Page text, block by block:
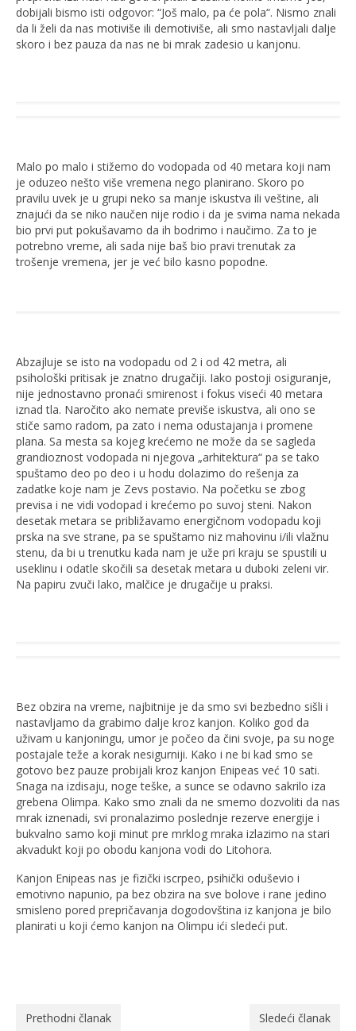
dobijali bismo isti odgovor: “Još malo, pa će pola“. Nismo znali
da li želi da nas motiviše ili demotiviše, ali smo nastavljali dalje
skoro i bez pauza da nas ne bi mrak zadesio u kanjonu.
Malo po malo i stižemo do vodopada od 40 metara koji nam
je oduzeo nešto više vremena nego planirano. Skoro po
pravilu uvek je u grupi neko sa manje iskustva ili veštine, ali
znajući da se niko naučen nije rodio i da je svima nama nekada
bio prvi put pokušavamo da ih bodrimo i naučimo. Za to je
potrebno vreme, ali sada nije baš bio pravi trenutak za
trošenje vremena, jer je već bilo kasno popodne.
Abzajluje se isto na vodopadu od 2 i od 42 metra, ali
psihološki pritisak je znatno drugačiji. Iako postoji osiguranje,
nije jednostavno pronaći smirenost i fokus viseći 40 metara
iznad tla. Naročito ako nemate previše iskustva, ali ono se
stiče samo radom, pa zato i nema odustajanja i promene
plana. Sa mesta sa kojeg krećemo ne može da se sagleda
grandioznost vodopada ni njegova „arhitektura“ pa se tako
spuštamo deo po deo i u hodu dolazimo do rešenja za
zadatke koje nam je Zevs postavio. Na početku se zbog
previsa i ne vidi vodopad i krećemo po suvoj steni. Nakon
desetak metara se približavamo energičnom vodopadu koji
prska na sve strane, pa se spuštamo niz mahovinu i/ili vlažnu
stenu, da bi u trenutku kada nam je uže pri kraju se spustili u
useklinu i odatle skočili sa desetak metara u duboki zeleni vir.
Na papiru zvuči lako, malčice je drugačije u praksi.
Bez obzira na vreme, najbitnije je da smo svi bezbedno sišli i
nastavljamo da grabimo dalje kroz kanjon. Koliko god da
uživam u kanjoningu, umor je počeo da čini svoje, pa su noge
postajale teže a korak nesigurniji. Kako i ne bi kad smo se
gotovo bez pauze probijali kroz kanjon Enipeas već 10 sati.
Snaga na izdisaju, noge teške, a sunce se odavno sakrilo iza
grebena Olimpa. Kako smo znali da ne smemo dozvoliti da nas
mrak iznenadi, svi pronalazimo poslednje rezerve energije i
bukvalno samo koji minut pre mrklog mraka izlazimo na stari
akvadukt koji po obodu kanjona vodi do Litohora.
Kanjon Enipeas nas je fizički iscrpeo, psihički oduševio i
emotivno napunio, pa bez obzira na sve bolove i rane jedino
smisleno pored prepričavanja dogodovština iz kanjona je bilo
planirati u koji ćemo kanjon na Olimpu ići sledeći put.
Prethodni članak Sledeći članak